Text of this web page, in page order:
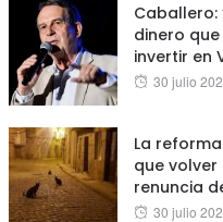
Caballero:
dinero
invertir en
Posted
30 julio
La
que
renuncia
Posted
30 julio